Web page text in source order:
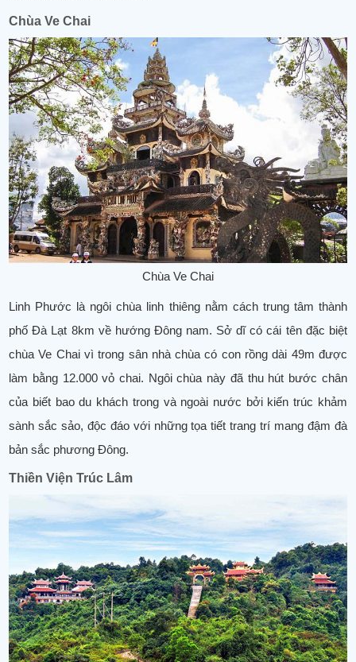
Chùa Ve Chai
Chùa Ve Chai
Linh Phước là ngôi chùa linh thiêng nằm cách trung tâm thành
phố Đà Lạt 8km về hướng Đông nam. Sở dĩ có cái tên đặc biệt
chùa Ve Chai vì trong sân nhà chùa có con rồng dài 49m được
làm bằng 12.000 vỏ chai. Ngôi chùa này đã thu hút bước chân
của biết bao du khách trong và ngoài nước bởi kiến trúc khảm
sành sắc sảo, độc đáo với những tọa tiết trang trí mang đậm đà
bản sắc phương Đông.
Thiền Viện Trúc Lâm